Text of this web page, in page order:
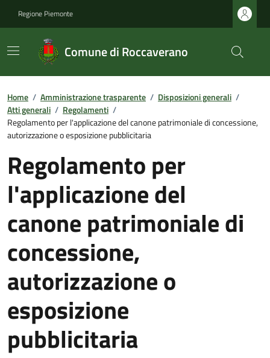
Regione Piemonte
Comune di Roccaverano
Home / Amministrazione trasparente / Disposizioni generali /
Atti generali / Regolamenti /
Regolamento per l'applicazione del canone patrimoniale di concessione,
autorizzazione o esposizione pubblicitaria
Regolamento per
l'applicazione del
canone patrimoniale di
concessione,
autorizzazione o
esposizione
pubblicitaria